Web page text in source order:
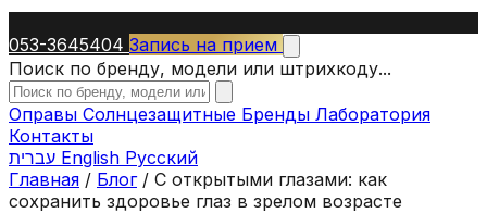
053-3645404 Запись на прием
Поиск по бренду, модели или штрихкоду...
Оправы Солнцезащитные Бренды Лаборатория
Контакты
English Русский
Главная / Блог / С открытыми глазами: как
сохранить здоровье глаз в зрелом возрасте